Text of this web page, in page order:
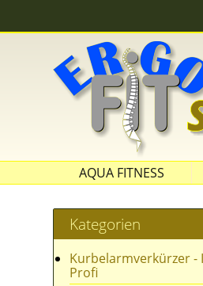
AQUA FITNESS
Kategorien
Kurbelarmverkürzer -
Profi